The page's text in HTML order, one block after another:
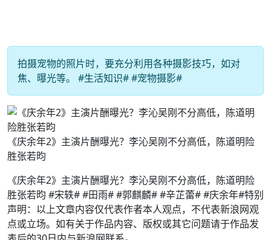
拍摄宠物的照片时，要充分利用各种摄影技巧，如对
焦、曝光等。 #生活知识# #宠物摄影#
《庆余年2》主演片酬曝光？李沁吴刚不分高低，陈道明险
胜张若昀
《庆余年2》主演片酬曝光？李沁吴刚不分高低，陈道明险
胜张若昀 #宋轶# #田雨# #郭麒麟# #辛芷蕾# #庆余年#特别
声明：以上文章内容仅代表作者本人观点，不代表新浪网观
点或立场。如有关于作品内容、版权或其它问题请于作品发